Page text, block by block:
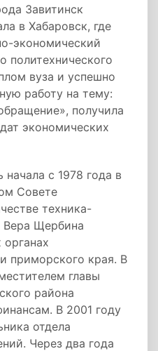
Завитинск
в Хабаровск, где
экономический
политехнического
вуза и успешно
работу на тему:
получила
экономических
с 1978 года в
Совете
техника-
Вера Щербина
приморского края. В
главы
района
В 2001 году
отдела
Через два года